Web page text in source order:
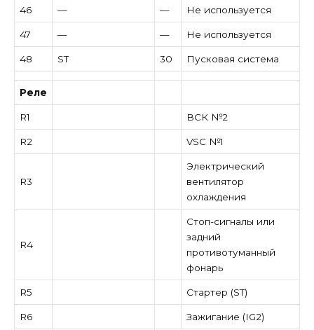
46 — — Не используется
47 — — Не используется
48 ST 30 Пусковая система
Реле
R1 ВСК №2
R2 VSC №1
R3
Электрический
вентилятор
охлаждения
R4
Стоп-сигналы или
задний
противотуманный
фонарь
R5 Стартер (ST)
R6 Зажигание (IG2)